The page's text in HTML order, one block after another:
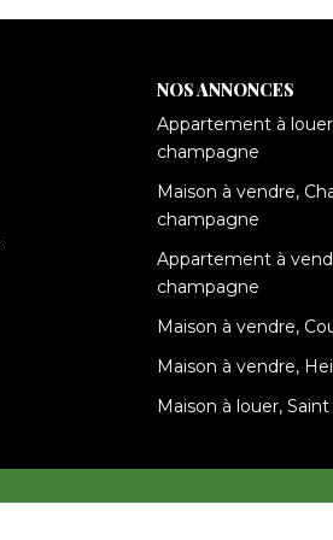
NOS ANNONCES
Appartement à
champagne
Maison à vendre,
champagne
Appartement à
champagne
Maison à vendre,
Maison à vendre,
Maison à louer,